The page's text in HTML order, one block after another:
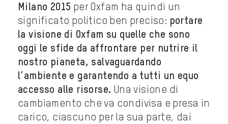
Milano 2015 per Oxfam ha quindi un
significato politico ben preciso: portare
la visione di Oxfam su quelle che sono
oggi le sfide da affrontare per nutrire il
nostro pianeta, salvaguardando
l’ambiente e garantendo a tutti un equo
accesso alle risorse. Una visione di
cambiamento che va condivisa e presa in
carico, ciascuno per la sua parte, dai